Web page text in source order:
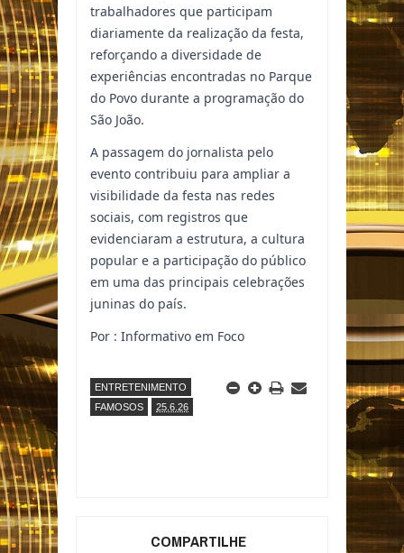
trabalhadores que participam
diariamente da realização da festa,
reforçando a diversidade de
experiências encontradas no Parque
do Povo durante a programação do
São João.
A passagem do jornalista pelo
evento contribuiu para ampliar a
visibilidade da festa nas redes
sociais, com registros que
evidenciaram a estrutura, a cultura
popular e a participação do público
em uma das principais celebrações
juninas do país.
Por : Informativo em Foco
ENTRETENIMENTO
FAMOSOS
25.6.26
COMPARTILHE